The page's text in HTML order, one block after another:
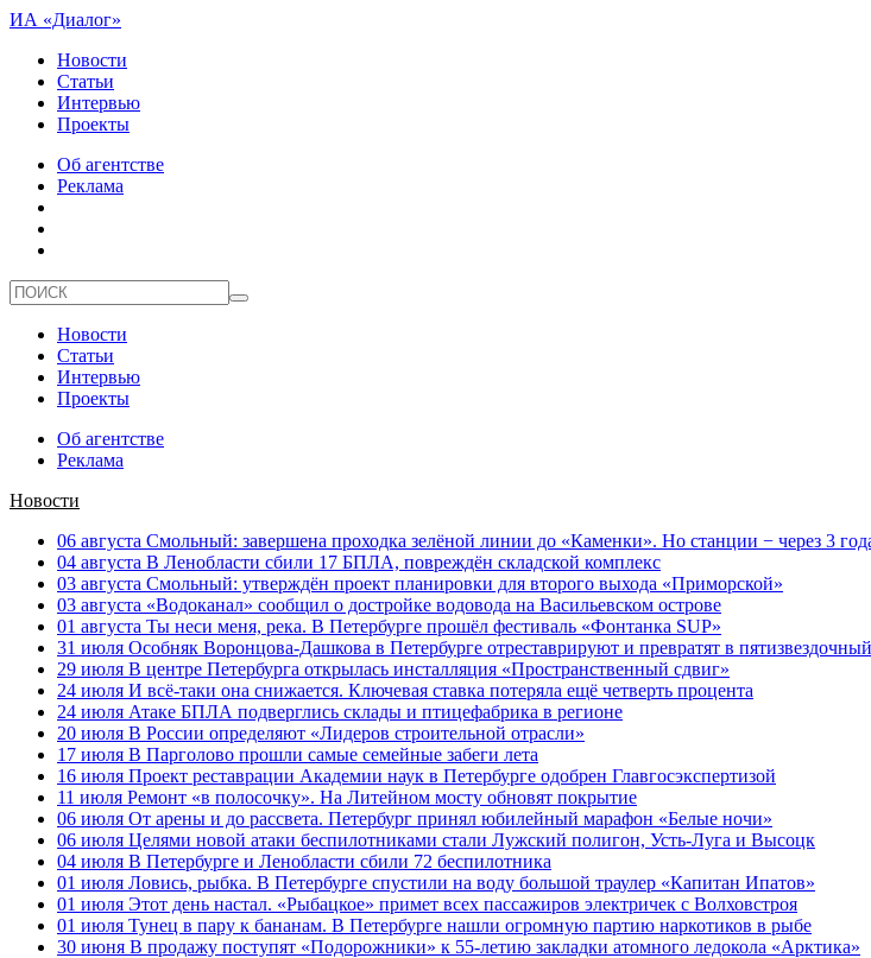
ИА «Диалог»
Новости
Статьи
Интервью
Проекты
Об агентстве
Реклама
Новости
Статьи
Интервью
Проекты
Об агентстве
Реклама
Новости
06 августа Смольный: завершена проходка зелёной линии до «Каменки». Но станции − через 3
04 августа В Ленобласти сбили 17 БПЛА, повреждён складской комплекс
03 августа Смольный: утверждён проект планировки для второго выхода «Приморской»
03 августа «Водоканал» сообщил о достройке водовода на Васильевском острове
01 августа Ты неси меня, река. В Петербурге прошёл фестиваль «Фонтанка SUP»
31 июля Особняк Воронцова-Дашкова в Петербурге отреставрируют и превратят в
29 июля В центре Петербурга открылась инсталляция «Пространственный сдвиг»
24 июля И всё-таки она снижается. Ключевая ставка потеряла ещё четверть процента
24 июля Атаке БПЛА подверглись склады и птицефабрика в регионе
20 июля В России определяют «Лидеров строительной отрасли»
17 июля В Парголово прошли самые семейные забеги лета
16 июля Проект реставрации Академии наук в Петербурге одобрен Главгосэкспертизой
11 июля Ремонт «в полосочку». На Литейном мосту обновят покрытие
06 июля От арены и до рассвета. Петербург принял юбилейный марафон «Белые ночи»
06 июля Целями новой атаки беспилотниками стали Лужский полигон, Усть-Луга и Высоцк
04 июля В Петербурге и Ленобласти сбили 72 беспилотника
01 июля Ловись, рыбка. В Петербурге спустили на воду большой траулер «Капитан Ипатов»
01 июля Этот день настал. «Рыбацкое» примет всех пассажиров электричек с Волховстроя
01 июля Тунец в пару к бананам. В Петербурге нашли огромную партию наркотиков в рыбе
30 июня В продажу поступят «Подорожники» к 55-летию закладки атомного ледокола «Арктика»